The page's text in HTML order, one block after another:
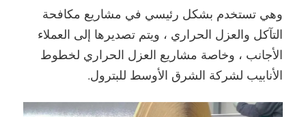
وهي تستخدم بشكل رئيسي في مشاريع مكافحة
التآكل والعزل الحراري ، ويتم تصديرها إلى العملاء
الأجانب ، وخاصة مشاريع العزل الحراري لخطوط
الأنابيب لشركة الشرق الأوسط للبترول.